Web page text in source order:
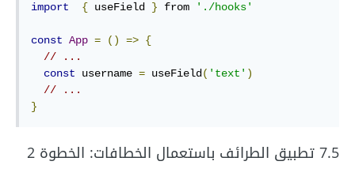
import { useField } from './hooks'
const App = () => {
// ...
const username = useField ( 'text' )
// ...
}
7.5 تطبيق الطرائف باستعمال الخطافات: الخطوة 2